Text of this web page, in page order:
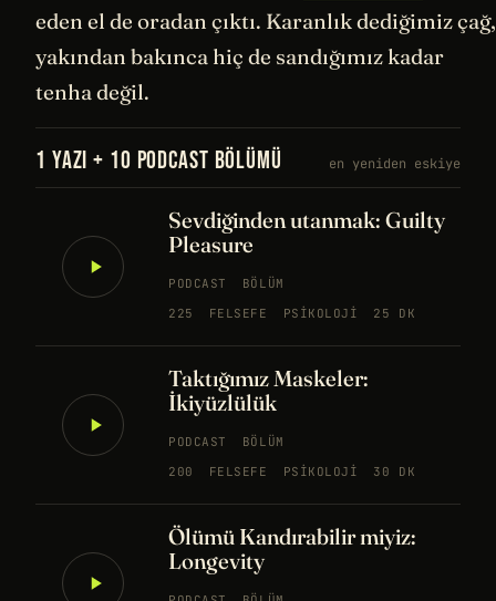
eden el de oradan çıktı. Karanlık dediğimiz çağ,
yakından bakınca hiç de sandığımız kadar
tenha değil.
1 YAZI + 10 PODCAST BÖLÜMÜ en yeniden eskiye
Sevdiğinden utanmak: Guilty
Pleasure
PODCAST
BÖLÜM
225
FELSEFE PSIKOLOJI 25 DK
Taktığımız Maskeler:
İkiyüzlülük
PODCAST
BÖLÜM
200
FELSEFE PSIKOLOJI 30 DK
Ölümü Kandırabilir miyiz:
Longevity